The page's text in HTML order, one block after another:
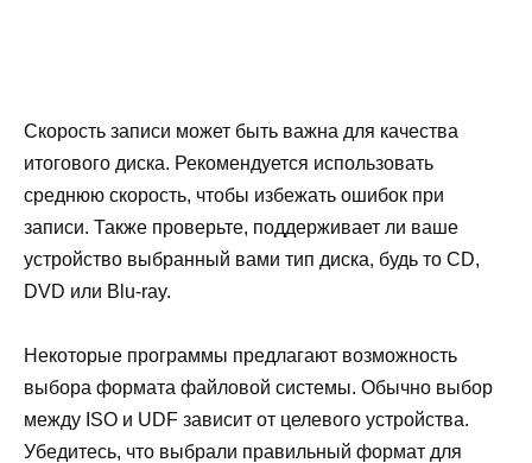
Скорость записи может быть важна для качества
итогового диска. Рекомендуется использовать
среднюю скорость, чтобы избежать ошибок при
записи. Также проверьте, поддерживает ли ваше
устройство выбранный вами тип диска, будь то CD,
DVD или Blu-ray.
Некоторые программы предлагают возможность
выбора формата файловой системы. Обычно выбор
между ISO и UDF зависит от целевого устройства.
Убедитесь, что выбрали правильный формат для